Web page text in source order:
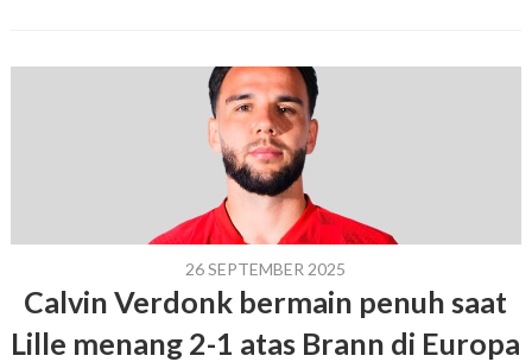
26 SEPTEMBER 2025
Calvin Verdonk bermain penuh saat
Lille menang 2-1 atas Brann di Europa